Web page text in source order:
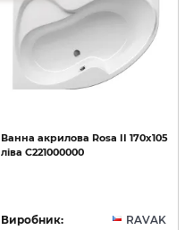
Ванна акрилова Rosa II 170х105
ліва C221000000
Виробник: RAVAK